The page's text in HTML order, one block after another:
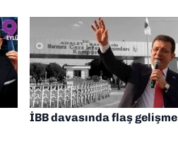
İBB davasında flaş gelişme